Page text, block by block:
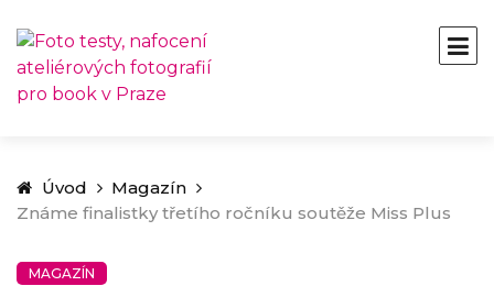
Úvod
Magazín
Známe finalistky třetího ročníku soutěže Miss Plus
MAGAZÍN